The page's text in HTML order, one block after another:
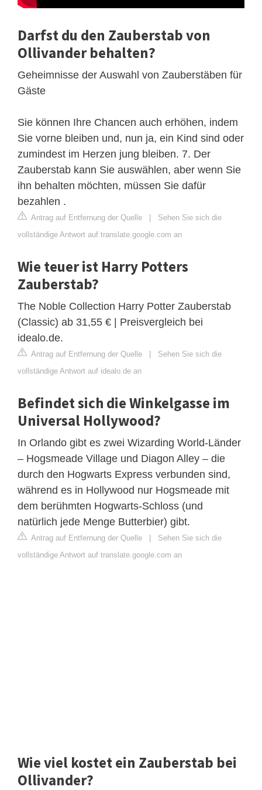
Darfst du den Zauberstab von
Ollivander behalten?
Geheimnisse der Auswahl von Zauberstäben für
Gäste
Sie können Ihre Chancen auch erhöhen, indem
Sie vorne bleiben und, nun ja, ein Kind sind oder
zumindest im Herzen jung bleiben. 7. Der
Zauberstab kann Sie auswählen, aber wenn Sie
ihn behalten möchten, müssen Sie dafür
bezahlen .
Antrag auf Entfernung der Quelle | Sehen Sie sich die
vollständige Antwort auf translate.google.com an
Wie teuer ist Harry Potters
Zauberstab?
The Noble Collection Harry Potter Zauberstab
(Classic) ab 31,55 € | Preisvergleich bei
idealo.de.
Antrag auf Entfernung der Quelle | Sehen Sie sich die
vollständige Antwort auf idealo.de an
Befindet sich die Winkelgasse im
Universal Hollywood?
In Orlando gibt es zwei Wizarding World-Länder
– Hogsmeade Village und Diagon Alley – die
durch den Hogwarts Express verbunden sind,
während es in Hollywood nur Hogsmeade mit
dem berühmten Hogwarts-Schloss (und
natürlich jede Menge Butterbier) gibt.
Antrag auf Entfernung der Quelle | Sehen Sie sich die
vollständige Antwort auf translate.google.com an
Wie viel kostet ein Zauberstab bei
Ollivander?